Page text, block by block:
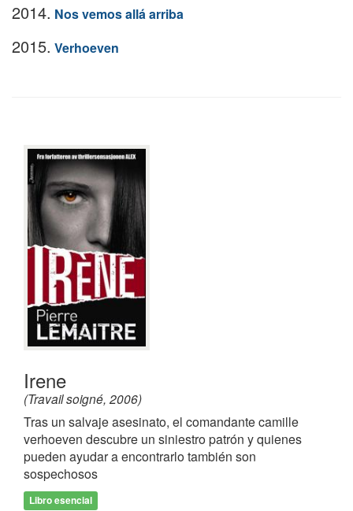
2014. Nos vemos allá arriba
2015. Verhoeven
Irene
(Travail soigné, 2006)
Tras un salvaje asesinato, el comandante camille
verhoeven descubre un siniestro patrón y quienes
pueden ayudar a encontrarlo también son
sospechosos
Libro esencial